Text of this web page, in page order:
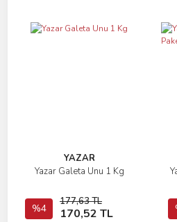
YAZAR
Yazar Galeta Unu 1 Kg
%4
177,63 TL
170,52 TL
İncele
Sepete Ekle